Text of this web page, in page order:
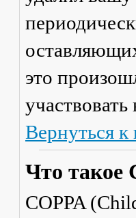
это
Вернуться к
Что такое
COPPA